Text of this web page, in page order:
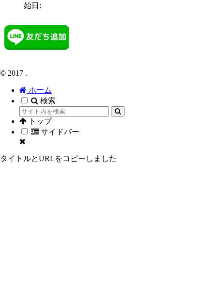
始日:
© 2017 .
ホーム
検索
トップ
サイドバー
タイトルとURLをコピーしました